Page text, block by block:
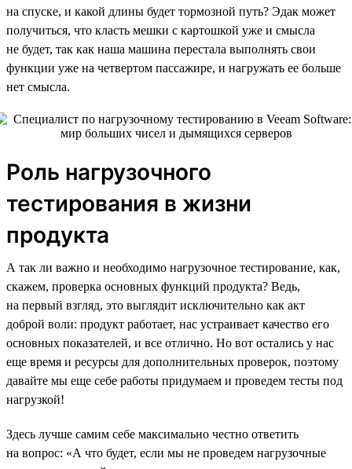
на спуске, и какой длины будет тормозной путь? Эдак может
получиться, что класть мешки с картошкой уже и смысла
не будет, так как наша машина перестала выполнять свои
функции уже на четвертом пассажире, и нагружать ее больше
нет смысла.
Роль нагрузочного
тестирования в жизни
продукта
А так ли важно и необходимо нагрузочное тестирование, как,
скажем, проверка основных функций продукта? Ведь,
на первый взгляд, это выглядит исключительно как акт
доброй воли: продукт работает, нас устраивает качество его
основных показателей, и все отлично. Но вот остались у нас
еще время и ресурсы для дополнительных проверок, поэтому
давайте мы еще себе работы придумаем и проведем тесты под
нагрузкой!
Здесь лучше самим себе максимально честно ответить
на вопрос: «А что будет, если мы не проведем нагрузочные